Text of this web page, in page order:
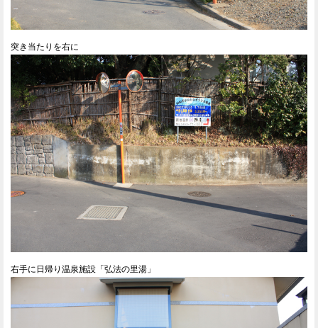
突き当たりを右に
右手に日帰り温泉施設「弘法の里湯」